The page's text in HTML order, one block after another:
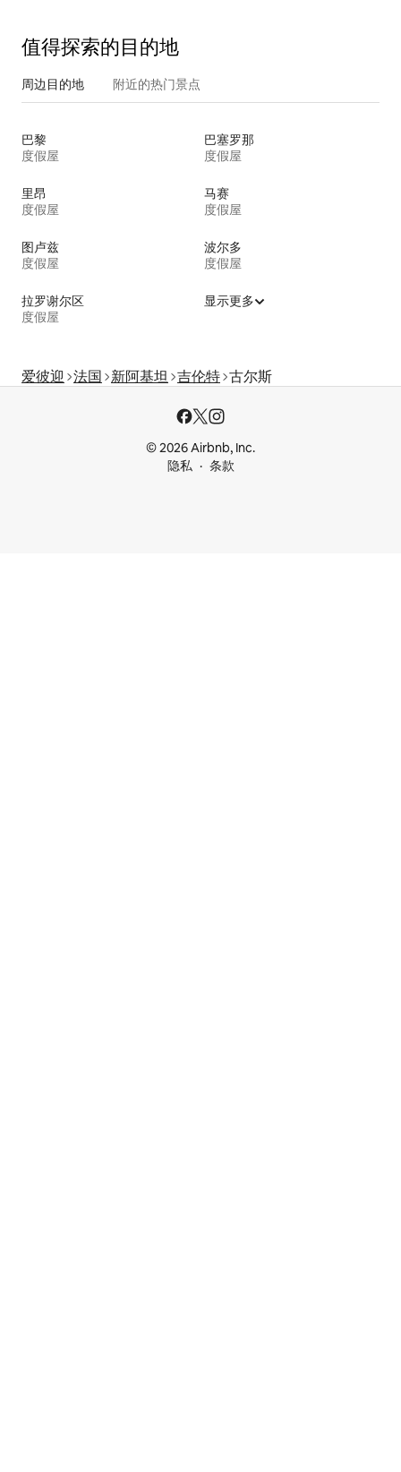
值得探索的目的地
周边目的地 附近的热门景点
巴黎
度假屋
巴塞罗那
度假屋
里昂
度假屋
马赛
度假屋
图卢兹
度假屋
波尔多
度假屋
拉罗谢尔区
度假屋
显示更多
爱彼迎 法国 新阿基坦 吉伦特 古尔斯
© 2026 Airbnb, Inc.
隐私
条款